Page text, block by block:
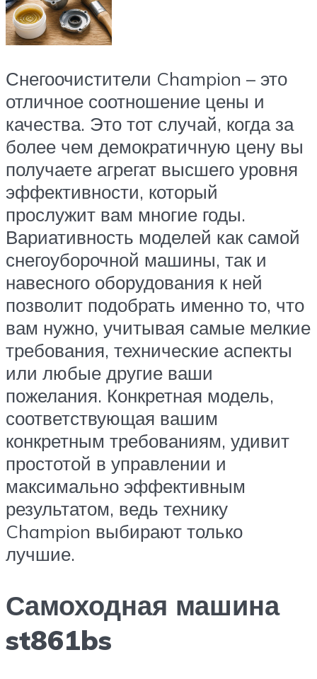
Снегоочистители Champion – это
отличное соотношение цены и
качества. Это тот случай, когда за
более чем демократичную цену вы
получаете агрегат высшего уровня
эффективности, который
прослужит вам многие годы.
Вариативность моделей как самой
снегоуборочной машины, так и
навесного оборудования к ней
позволит подобрать именно то, что
вам нужно, учитывая самые мелкие
требования, технические аспекты
или любые другие ваши
пожелания. Конкретная модель,
соответствующая вашим
конкретным требованиям, удивит
простотой в управлении и
максимально эффективным
результатом, ведь технику
Champion выбирают только
лучшие.
Самоходная машина
st861bs